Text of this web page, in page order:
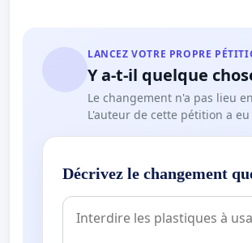
LANCEZ VOTRE PROPRE
Y a-t-il quelque
Le changement n'a pas lieu
L'auteur de cette pétition a
Décrivez le changement